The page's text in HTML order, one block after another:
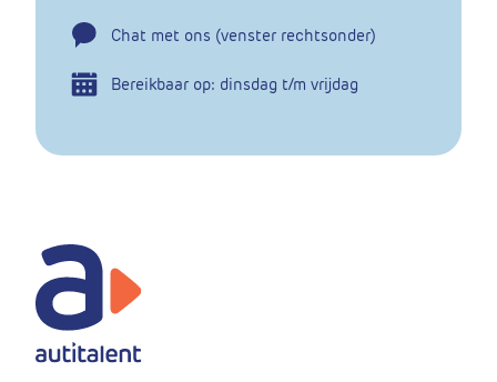
Chat met ons (venster rechtsonder)
Bereikbaar op: dinsdag t/m vrijdag